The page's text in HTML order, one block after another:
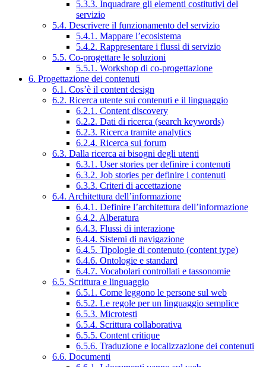
5.3.3. Inquadrare gli elementi costitutivi del
servizio
5.4. Descrivere il funzionamento del servizio
5.4.1. Mappare l’ecosistema
5.4.2. Rappresentare i flussi di servizio
5.5. Co-progettare le soluzioni
5.5.1. Workshop di co-progettazione
6. Progettazione dei contenuti
6.1. Cos’è il content design
6.2. Ricerca utente sui contenuti e il linguaggio
6.2.1. Content discovery
6.2.2. Dati di ricerca (search keywords)
6.2.3. Ricerca tramite analytics
6.2.4. Ricerca sui forum
6.3. Dalla ricerca ai bisogni degli utenti
6.3.1. User stories per definire i contenuti
6.3.2. Job stories per definire i contenuti
6.3.3. Criteri di accettazione
6.4. Architettura dell’informazione
6.4.1. Definire l’architettura dell’informazione
6.4.2. Alberatura
6.4.3. Flussi di interazione
6.4.4. Sistemi di navigazione
6.4.5. Tipologie di contenuto (content type)
6.4.6. Ontologie e standard
6.4.7. Vocabolari controllati e tassonomie
6.5. Scrittura e linguaggio
6.5.1. Come leggono le persone sul web
6.5.2. Le regole per un linguaggio semplice
6.5.3. Microtesti
6.5.4. Scrittura collaborativa
6.5.5. Content critique
6.5.6. Traduzione e localizzazione dei contenuti
6.6. Documenti